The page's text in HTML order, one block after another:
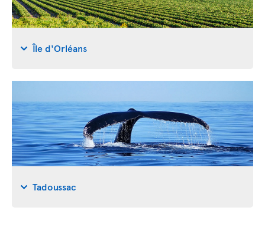
Île d'Orléans
Tadoussac